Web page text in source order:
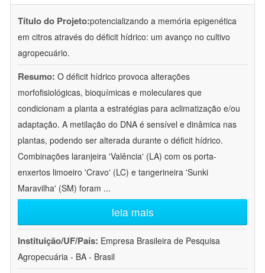
Título do Projeto:potencializando a memória epigenética
em citros através do déficit hídrico: um avanço no cultivo
agropecuário.
Resumo: O déficit hídrico provoca alterações
morfofisiológicas, bioquímicas e moleculares que
condicionam a planta a estratégias para aclimatização e/ou
adaptação. A metilação do DNA é sensível e dinâmica nas
plantas, podendo ser alterada durante o déficit hídrico.
Combinações laranjeira 'Valência' (LA) com os porta-
enxertos limoeiro 'Cravo' (LC) e tangerineira 'Sunki
Maravilha' (SM) foram ...
leia mais
Instituição/UF/País: Empresa Brasileira de Pesquisa
Agropecuária - BA - Brasil